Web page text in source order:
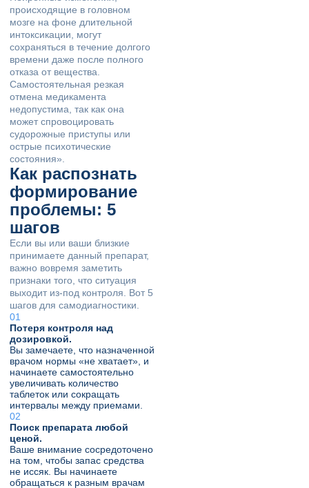
происходящие в головном
мозге на фоне длительной
интоксикации, могут
сохраняться в течение долгого
времени даже после полного
отказа от вещества.
Самостоятельная резкая
отмена медикамента
недопустима, так как она
может спровоцировать
судорожные приступы или
острые психотические
состояния».
Как распознать
формирование
проблемы: 5
шагов
Если вы или ваши близкие
принимаете данный препарат,
важно вовремя заметить
признаки того, что ситуация
выходит из-под контроля. Вот 5
шагов для самодиагностики.
Потеря контроля над
дозировкой.
Вы замечаете, что назначенной
врачом нормы «не хватает», и
начинаете самостоятельно
увеличивать количество
таблеток или сокращать
интервалы между приемами.
Поиск препарата любой
ценой.
Ваше внимание сосредоточено
на том, чтобы запас средства
не иссяк. Вы начинаете
обращаться к разным врачам